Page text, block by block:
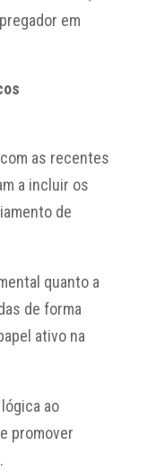
em
as recentes
a incluir os
de
quanto a
de forma
ativo na
ao
promover